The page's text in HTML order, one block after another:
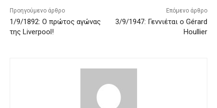
Προηγούμενο άρθρο
1/9/1892: Ο πρώτος αγώνας
της Liverpool!
Επόμενο άρθρο
3/9/1947: Γεννιέται ο Gérard
Houllier